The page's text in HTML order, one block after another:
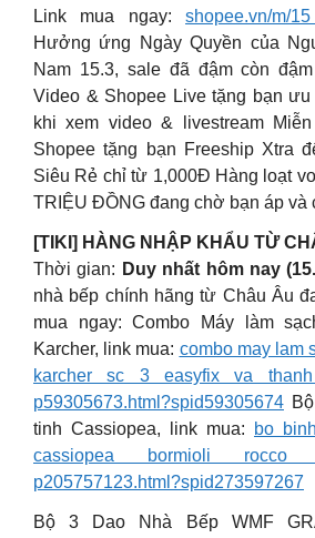
Link mua ngay: shopee.vn/m/
Hưởng ứng Ngày Quyền của
Nam 15.3, sale đã đậm còn
Video & Shopee Live tặng bạn
khi xem video & livestream
Shopee tặng bạn Freeship Xtra
Siêu Rẻ chỉ từ 1,000Đ Hàng loạt
TRIỆU ĐỒNG đang chờ bạn áp và
[TIKI] HÀNG NHẬP KHẨU TỪ
Thời gian: Duy nhất hôm nay
nhà bếp chính hãng từ Châu Âu
mua ngay: Combo Máy làm
Karcher, link mua: combo may lam
karcher sc 3 easyfix va
p59305673.html?spid59305674
tinh Cassiopea, link mua:
bo
cassiopea bormioli
p205757123.html?spid273597267
Bộ 3 Dao Nhà Bếp WMF